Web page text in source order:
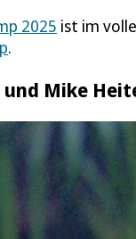
2025 ist im
.
und Mike